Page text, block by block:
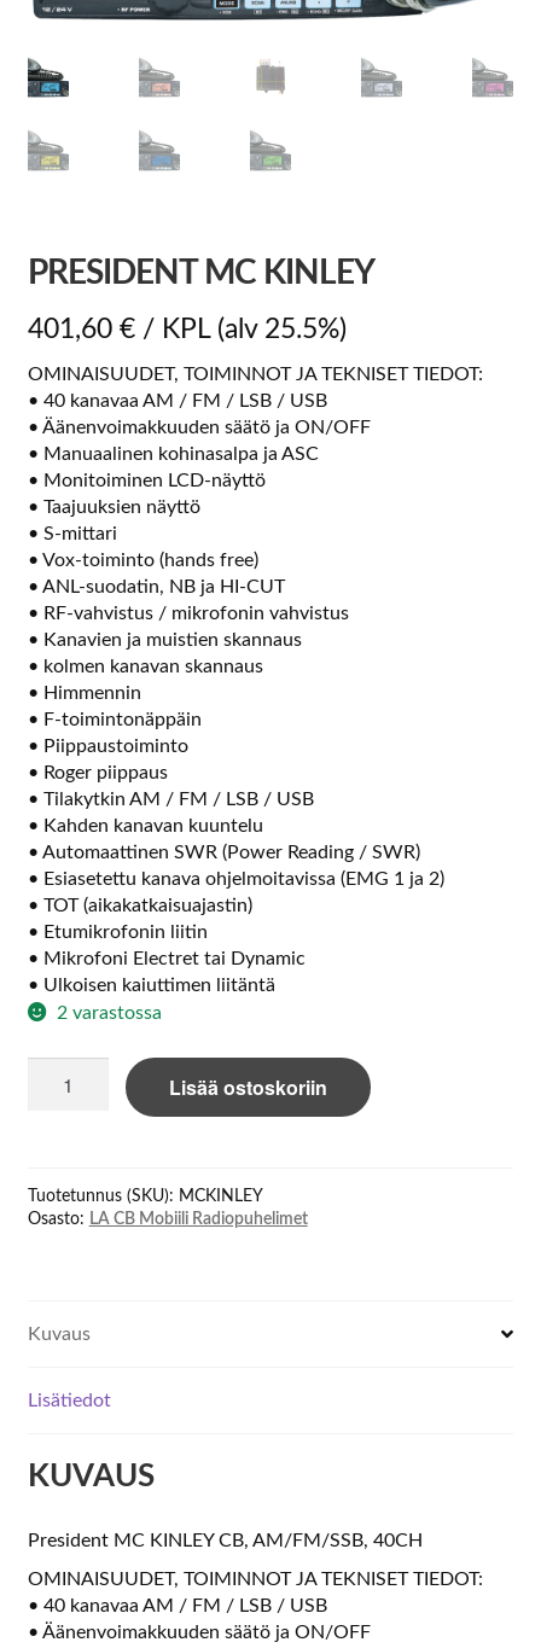
PRESIDENT MC KINLEY
401,60 €/ KPL (alv 25.5%)
OMINAISUUDET, TOIMINNOT JA TEKNISET TIEDOT:
• 40 kanavaa AM / FM / LSB / USB
• Äänenvoimakkuuden säätö ja ON/OFF
• Manuaalinen kohinasalpa ja ASC
• Monitoiminen LCD-näyttö
• Taajuuksien näyttö
• S-mittari
• Vox-toiminto (hands free)
• ANL-suodatin, NB ja HI-CUT
• RF-vahvistus / mikrofonin vahvistus
• Kanavien ja muistien skannaus
• kolmen kanavan skannaus
• Himmennin
• F-toimintonäppäin
• Piippaustoiminto
• Roger piippaus
• Tilakytkin AM / FM / LSB / USB
• Kahden kanavan kuuntelu
• Automaattinen SWR (Power Reading / SWR)
• Esiasetettu kanava ohjelmoitavissa (EMG 1 ja 2)
• TOT (aikakatkaisuajastin)
• Etumikrofonin liitin
• Mikrofoni Electret tai Dynamic
• Ulkoisen kaiuttimen liitäntä
2 varastossa
Lisää ostoskoriin
Tuotetunnus (SKU): MCKINLEY
Osasto: LA CB Mobiili Radiopuhelimet
Kuvaus
Lisätiedot
KUVAUS
President MC KINLEY CB, AM/FM/SSB, 40CH
OMINAISUUDET, TOIMINNOT JA TEKNISET TIEDOT:
• 40 kanavaa AM / FM / LSB / USB
• Äänenvoimakkuuden säätö ja ON/OFF